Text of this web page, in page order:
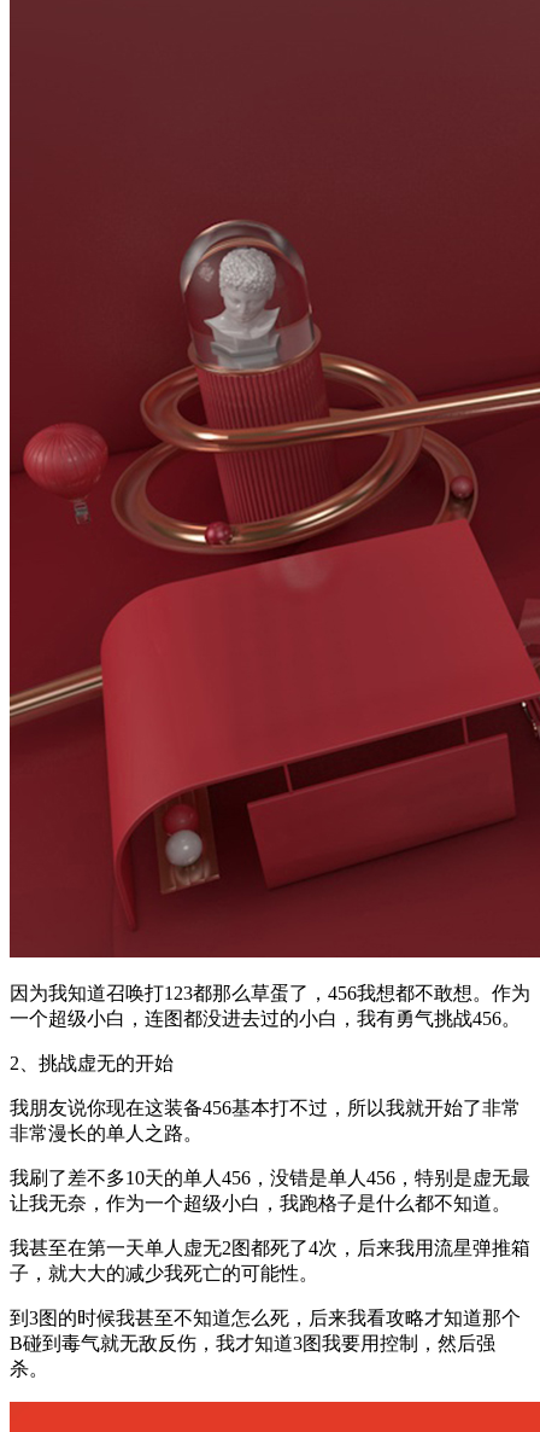
因为我知道召唤打123都那么草蛋了，456我想都不敢想。作为
一个超级小白，连图都没进去过的小白，我有勇气挑战456。
2、挑战虚无的开始
我朋友说你现在这装备456基本打不过，所以我就开始了非常
非常漫长的单人之路。
我刷了差不多10天的单人456，没错是单人456，特别是虚无最
让我无奈，作为一个超级小白，我跑格子是什么都不知道。
我甚至在第一天单人虚无2图都死了4次，后来我用流星弹推箱
子，就大大的减少我死亡的可能性。
到3图的时候我甚至不知道怎么死，后来我看攻略才知道那个
B碰到毒气就无敌反伤，我才知道3图我要用控制，然后强
杀。